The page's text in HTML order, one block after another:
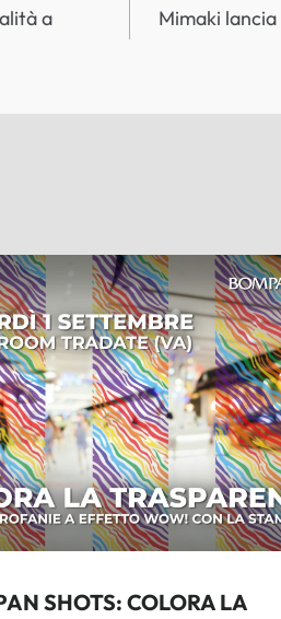
a
Mimaki
SHOTS: COLORA LA